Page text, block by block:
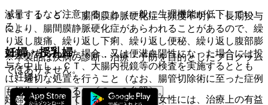
減量するなど注意すること（一般に生理機能が低下してい
る）。
妊婦・授乳婦
（妊婦）
妊婦又は妊娠している可能性のある女性には、治療上の有益
１１．１．５． 腸間膜静脈硬化症（頻度不明）：長期投与
により、腸間膜静脈硬化症があらわれることがあるので、繰
り返し腹痛、繰り返し下痢、繰り返し便秘、繰り返し腹部膨
満等があらわれた場合、又は便潜血陽性になった場合には投
与を中止し、ＣＴ、大腸内視鏡等の検査を実施するととも
に、適切な処置を行うこと（なお、腸管切除術に至った症例
も報告されている）〔８．３参照〕。
※本製品は疾病の診断・治療・予防を目的としたプログラム
ではありません。